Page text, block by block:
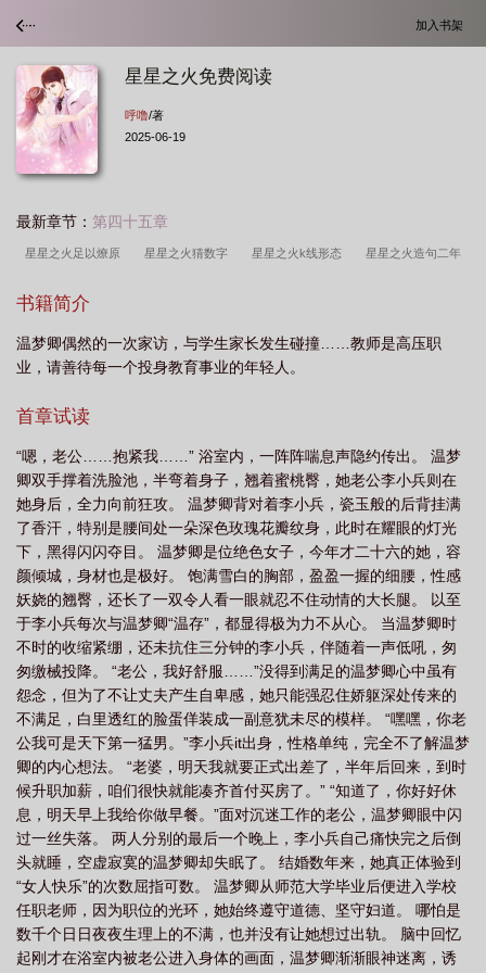
加入书架
星星之火免费阅读
呼噜/著
2025-06-19
最新章节： 第四十五章
星星之火足以燎原 星星之火猜数字 星星之火k线形态 星星之火造句二年
火可以撩源时间
句 星星之火可以撩你全文免费阅读 星星之火打一最佳生肖 星星之火可以撩
源是谁写的 星星之火的意思二年级上册 星星之火亦可燎原
数字 星星之火是光源吗
什么 星星之火电视剧 可以撩源 星星之火指的是什么 星星之火能够燎原
是什么意思 星星之火造句简单一点 星星之火是词语吗 星星之火可以燎原原
文 星星之火的意思 星星之火可以撩源原文 星星之火AABC式 星星之火
可以燎燃的意思 星星之火图片 星星之火舞蹈完整版 星星之火仿写词
语 星星之火的拼音 星星之火可以撩源 星星之火猜一数字 星星之火类似
的词语AABC 星星之火英语 星星之火可以撩源什么意思 星星之火作
者 星星之火类似的词语 星星之火下一句怎么接 星星之火可以燎原什么意
思 星星之火电影 星星之火可以燎原出自哪里 星星之火可以燎原是谁说
的 星星之火美剧 星星之火aabc式的词语二年级 星星之火可以燎远 星
星之火读音 星星之火指的是什么意思 星星之火下一句 星星之火造句二年级
简单 星星之火亦可燎原出自什么地方 星星之火指的是什么意思二年级 星星
之火 歌词 星星之火指的是 星星之火指什么 星星之火可以撩源文章 星
是aabc的词语吗 星星之火是四字词语吗 星星之火这样的词语有哪些 星星
之火免费阅读 星星之火可以燎原 星星之火代表什么数字 星星之火可以燎
源 星星之火可以撩原是什么生肖 星星之火亦可燎原读后感 星星之火是成语
书籍简介
温梦卿偶然的一次家访，与学生家长发生碰撞……教师是高压职
业，请善待每一个投身教育事业的年轻人。
首章试读
“嗯，老公……抱紧我……” 浴室内，一阵阵喘息声隐约传出。 温梦
卿双手撑着洗脸池，半弯着身子，翘着蜜桃臀，她老公李小兵则在
她身后，全力向前狂攻。 温梦卿背对着李小兵，瓷玉般的后背挂满
了香汗，特别是腰间处一朵深色玫瑰花瓣纹身，此时在耀眼的灯光
下，黑得闪闪夺目。 温梦卿是位绝色女子，今年才二十六的她，容
颜倾城，身材也是极好。 饱满雪白的胸部，盈盈一握的细腰，性感
妖娆的翘臀，还长了一双令人看一眼就忍不住动情的大长腿。 以至
于李小兵每次与温梦卿“温存”，都显得极为力不从心。 当温梦卿时
不时的收缩紧绷，还未抗住三分钟的李小兵，伴随着一声低吼，匆
匆缴械投降。 “老公，我好舒服……”没得到满足的温梦卿心中虽有
怨念，但为了不让丈夫产生自卑感，她只能强忍住娇躯深处传来的
不满足，白里透红的脸蛋佯装成一副意犹未尽的模样。 “嘿嘿，你老
公我可是天下第一猛男。”李小兵it出身，性格单纯，完全不了解温梦
卿的内心想法。 “老婆，明天我就要正式出差了，半年后回来，到时
候升职加薪，咱们很快就能凑齐首付买房了。” “知道了，你好好休
息，明天早上我给你做早餐。”面对沉迷工作的老公，温梦卿眼中闪
过一丝失落。 两人分别的最后一个晚上，李小兵自己痛快完之后倒
头就睡，空虚寂寞的温梦卿却失眠了。 结婚数年来，她真正体验到
“女人快乐”的次数屈指可数。 温梦卿从师范大学毕业后便进入学校
任职老师，因为职位的光环，她始终遵守道德、坚守妇道。 哪怕是
数千个日日夜夜生理上的不满，也并没有让她想过出轨。 脑中回忆
起刚才在浴室内被老公进入身体的画面，温梦卿渐渐眼神迷离，诱